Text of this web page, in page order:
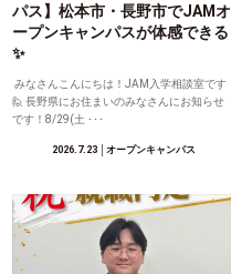
パス】松本市・長野市でJAMオ
ープンキャンパスが体感できる
✨
みなさんこんにちは！JAM入学相談室です
🙋 長野県にお住まいのみなさんにお知らせ
です！8/29(土 ･･･
2026.7.23 │オープンキャンパス